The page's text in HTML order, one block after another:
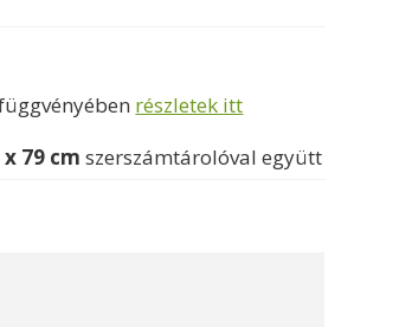
részletek itt
x 79 cm szerszámtárolóval együtt